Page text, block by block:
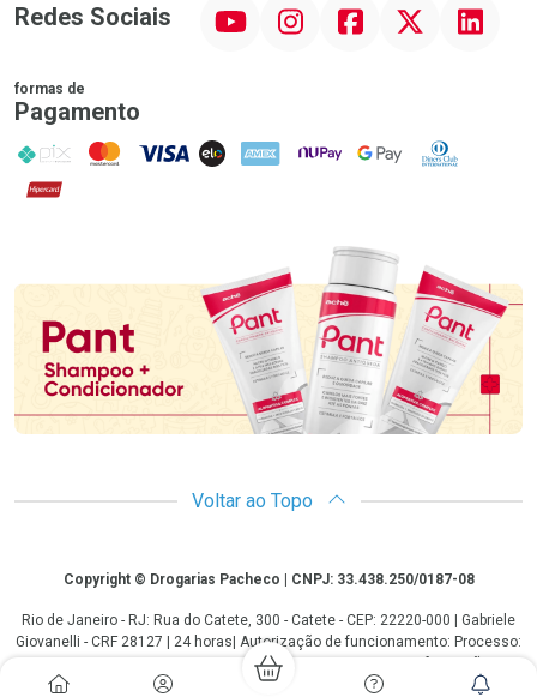
Redes Sociais
formas de
Pagamento
PIX MasterCard
VISA ELO AMEX NuPay Google PayDiners Club
Hipercard
Voltar ao Topo
CopyrightCopyright © Drogarias Pacheco | CNPJ: 33.438.250/0187-08
Rio de Janeiro - RJ: Rua do Catete, 300 - Catete - CEP: 22220-000 | Gabriele
Giovanelli - CRF 28127 | 24 horas| Autorização de funcionamento: Processo:
25351.493074/2012-10 Autorização/MS: 7.25279.0 | As informações
contidas neste site, como promoções e ofertas de remédios e